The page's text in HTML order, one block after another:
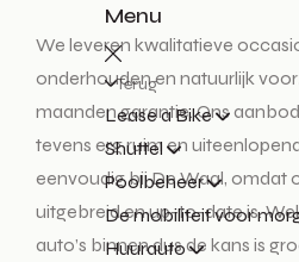
Menu
Terug
Lease a Bike
Shuttel
Poolbeheer
De mobiliteit voor
Huurauto
We leveren kwalitatieve
onderhouden en natuurlijk
maanden garantie. Ons aanbod
tevens erg ruim en
eenvoudig bij De Waal, omdat
uitgebreid en up-to-date is.
auto’s binnen dus de kans is